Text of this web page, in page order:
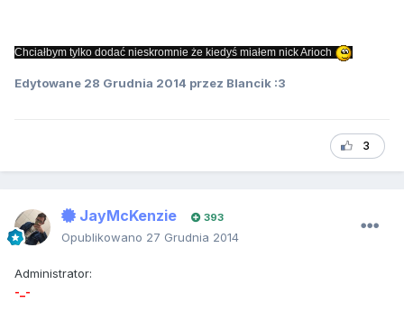
Chciałbym tylko dodać nieskromnie że kiedyś miałem nick Arioch
Edytowane 28 Grudnia 2014 przez Blancik :3
3
JayMcKenzie 393
Opublikowano 27 Grudnia 2014
Administrator:
-_-